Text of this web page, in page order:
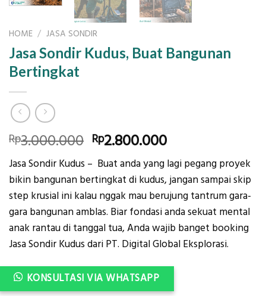
HOME / JASA SONDIR
Jasa Sondir Kudus, Buat Bangunan
Bertingkat
Rp3.000.000 Original
price
was:
Rp3.000.000.
Rp2.800.000Current
price
is:
Rp2.800.000.
Jasa Sondir Kudus – Buat anda yang lagi pegang proyek
bikin bangunan bertingkat di kudus, jangan sampai skip
step krusial ini kalau nggak mau berujung tantrum gara-
gara bangunan amblas. Biar fondasi anda sekuat mental
anak rantau di tanggal tua, Anda wajib banget booking
Jasa Sondir Kudus dari PT. Digital Global Eksplorasi.
KONSULTASI VIA WHATSAPP